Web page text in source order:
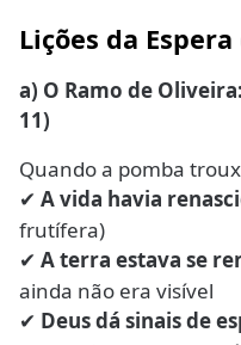
Lições da
a) O Ramo de
11)
Quando a pomba
✔ A vida havia
frutífera)
✔ A terra estava se
ainda não era visível
✔ Deus dá sinais de